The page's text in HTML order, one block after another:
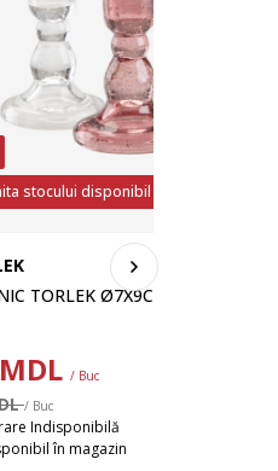
stocului disponibil
TORLEK Ø7X9CM VAR.
MDL / Buc
/ Buc
Indisponibilă
în magazin